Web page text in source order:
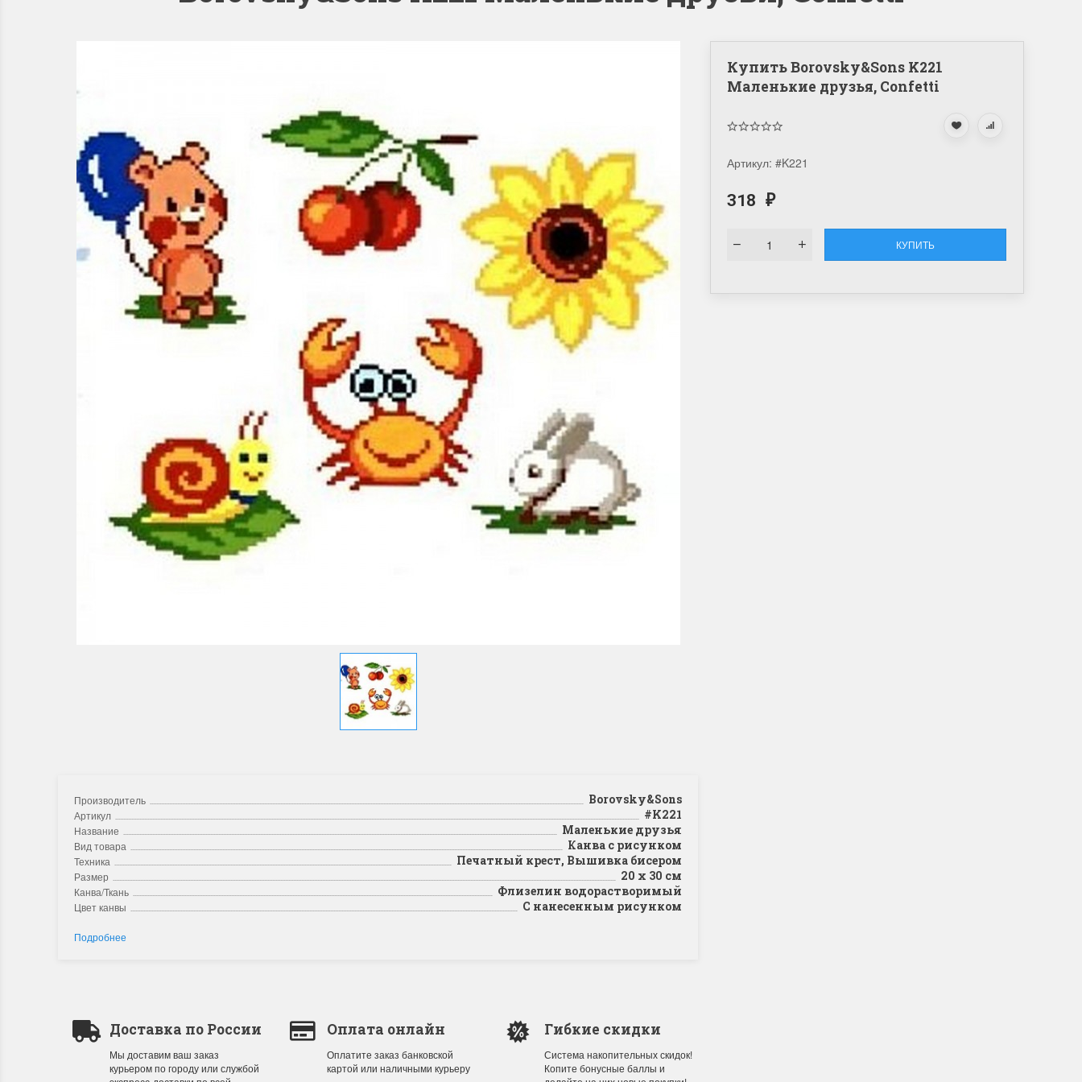
Производитель Borovsky&Sons
Артикул #K221
Название Маленькие друзья
Вид товара Канва с рисунком
Техника Печатный крест, Вышивка бисером
Размер 20 x 30 см
Канва/Ткань Флизелин водорастворимый
Цвет канвы С нанесенным рисунком
Подробнее
Доставка по России
Мы доставим ваш заказ
курьером по городу или службой
Оплата онлайн
Оплатите заказ банковской
картой или наличными курьеру
Гибкие скидки
Система накопительных скидок!
Копите бонусные баллы и
Купить Borovsky&Sons K221
Маленькие друзья, Confetti
Артикул: #K221
318 ₽
КУПИТЬ